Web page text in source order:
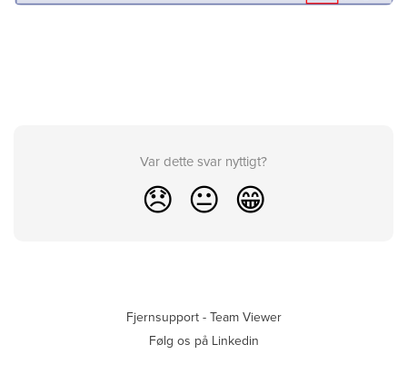
Var dette svar nyttigt?
😞 😐 😁
Fjernsupport - Team Viewer
Følg os på Linkedin